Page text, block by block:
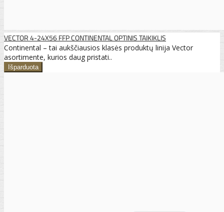
VECTOR 4-24X56 FFP CONTINENTAL OPTINIS TAIKIKLIS
Continental – tai aukščiausios klasės produktų linija Vector
asortimente, kurios daug pristati..